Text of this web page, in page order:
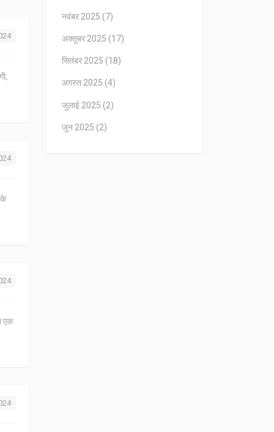
के
एक
नवंबर 2025 (7)
अक्तूबर 2025 (17)
सितंबर 2025 (18)
अगस्त 2025 (4)
जुलाई 2025 (2)
जून 2025 (2)